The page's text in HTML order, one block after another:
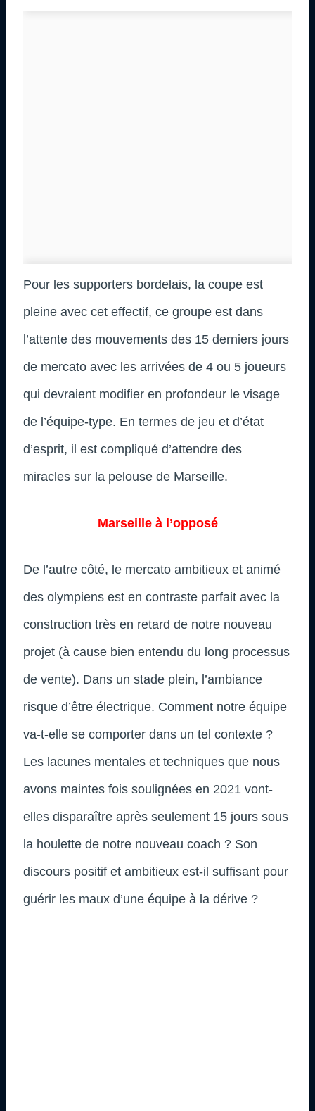
Pour les supporters bordelais, la coupe est
pleine avec cet effectif, ce groupe est dans
l’attente des mouvements des 15 derniers jours
de mercato avec les arrivées de 4 ou 5 joueurs
qui devraient modifier en profondeur le visage
de l’équipe-type. En termes de jeu et d’état
d’esprit, il est compliqué d’attendre des
miracles sur la pelouse de Marseille.
Marseille à l’opposé
De l’autre côté, le mercato ambitieux et animé
des olympiens est en contraste parfait avec la
construction très en retard de notre nouveau
projet (à cause bien entendu du long processus
de vente). Dans un stade plein, l’ambiance
risque d’être électrique. Comment notre équipe
va-t-elle se comporter dans un tel contexte ?
Les lacunes mentales et techniques que nous
avons maintes fois soulignées en 2021 vont-
elles disparaître après seulement 15 jours sous
la houlette de notre nouveau coach ? Son
discours positif et ambitieux est-il suffisant pour
guérir les maux d’une équipe à la dérive ?